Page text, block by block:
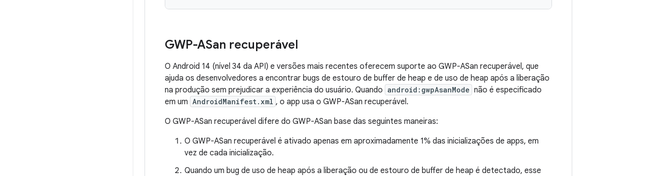
GWP-ASan recuperável
O Android 14 (nível 34 da API) e versões mais recentes oferecem suporte ao GWP-ASan recuperável, que
ajuda os desenvolvedores a encontrar bugs de estouro de buffer de heap e de uso de heap após a liberação
na produção sem prejudicar a experiência do usuário. Quando android:gwpAsanMode não é especificado
em um AndroidManifest.xml , o app usa o GWP-ASan recuperável.
O GWP-ASan recuperável difere do GWP-ASan base das seguintes maneiras:
O GWP-ASan recuperável é ativado apenas em aproximadamente 1% das inicializações de apps, em
vez de cada inicialização.
Quando um bug de uso de heap após a liberação ou de estouro de buffer de heap é detectado, esse